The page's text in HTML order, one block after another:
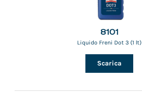
8101
Liquido Freni Dot 3 (1 lt)
Scarica